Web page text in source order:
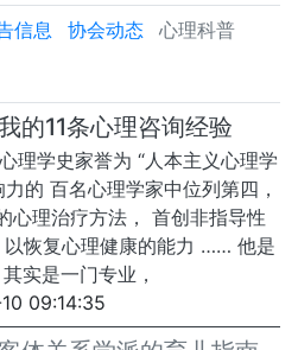
信息 协会动态 心理科普
的11条心理咨询经验
理学史家誉为 “人本主义心理学
的 百名心理学家中位列第四，
心理治疗方法， 首创非指导性
恢复心理健康的能力 …… 他是
实是一门专业，
09:14:35